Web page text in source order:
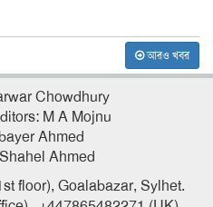
আরও খবর
Chowdhury
M A Mojnu
Ahmed
Ahmed
floor), Goalabazar, Sylhet.